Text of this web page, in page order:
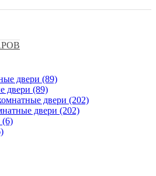
двери (89)
двери (202)